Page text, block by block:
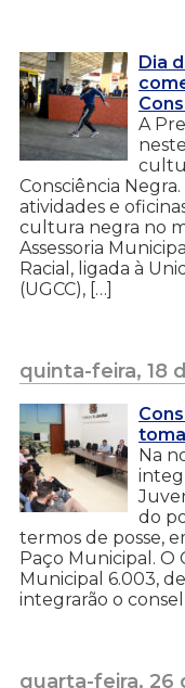
Dia
A
Consciência
atividades e
cultura negra no
Assessoria
Racial, ligada à
(UGCC), […]
quinta-feira, 18
Na
do
termos de posse,
Paço Municipal. O
Municipal 6.003,
integrarão o
quarta-feira, 26